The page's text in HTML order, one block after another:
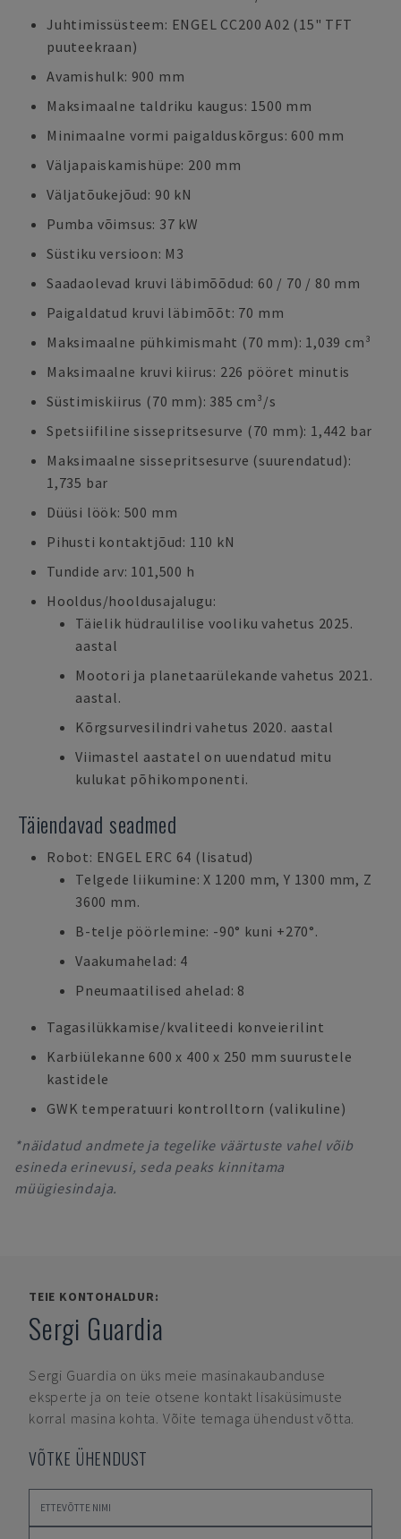
Juhtimissüsteem: ENGEL CC200 A02 (15" TFT
puuteekraan)
Avamishulk: 900 mm
Maksimaalne taldriku kaugus: 1500 mm
Minimaalne vormi paigalduskõrgus: 600 mm
Väljapaiskamishüpe: 200 mm
Väljatõukejõud: 90 kN
Pumba võimsus: 37 kW
Süstiku versioon: M3
Saadaolevad kruvi läbimõõdud: 60 / 70 / 80 mm
Paigaldatud kruvi läbimõõt: 70 mm
Maksimaalne pühkimismaht (70 mm): 1,039 cm³
Maksimaalne kruvi kiirus: 226 pööret minutis
Süstimiskiirus (70 mm): 385 cm³/s
Spetsiifiline sissepritsesurve (70 mm): 1,442 bar
Maksimaalne sissepritsesurve (suurendatud):
1,735 bar
Düüsi löök: 500 mm
Pihusti kontaktjõud: 110 kN
Tundide arv: 101,500 h
Hooldus/hooldusajalugu:
Täielik hüdraulilise vooliku vahetus 2025.
aastal
Mootori ja planetaarülekande vahetus 2021.
aastal.
Kõrgsurvesilindri vahetus 2020. aastal
Viimastel aastatel on uuendatud mitu
kulukat põhikomponenti.
Täiendavad seadmed
Robot: ENGEL ERC 64 (lisatud)
Telgede liikumine: X 1200 mm, Y 1300 mm, Z
3600 mm.
B-telje pöörlemine: -90° kuni +270°.
Vaakumahelad: 4
Pneumaatilised ahelad: 8
Tagasilükkamise/kvaliteedi konveierilint
Karbiülekanne 600 x 400 x 250 mm suurustele
kastidele
GWK temperatuuri kontrolltorn (valikuline)
*näidatud andmete ja tegelike väärtuste vahel võib
esineda erinevusi, seda peaks kinnitama
müügiesindaja.
TEIE KONTOHALDUR:
Sergi Guardia
Sergi Guardia on üks meie masinakaubanduse
eksperte ja on teie otsene kontakt lisaküsimuste
korral masina kohta. Võite temaga ühendust võtta.
VÕTKE ÜHENDUST